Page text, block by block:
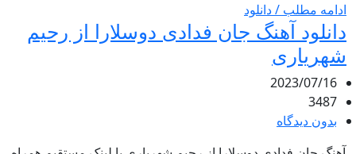
ادامه مطلب / دانلود
دانلود آهنگ جان فدادی دوسلارا از رحیم
شهریاری
2023/07/16
3487
بدون دیدگاه